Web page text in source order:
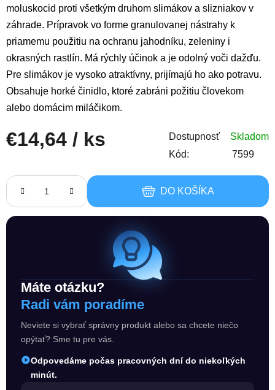
moluskocid proti všetkým druhom slimákov a slizniakov v
záhrade. Prípravok vo forme granulovanej nástrahy k
priamemu použitiu na ochranu jahodníku, zeleniny i
okrasných rastlín. Má rýchly účinok a je odolný voči dažďu.
Pre slimákov je vysoko atraktívny, prijímajú ho ako potravu.
Obsahuje horké činidlo, ktoré zabráni požitiu človekom
alebo domácim miláčikom.
€14,64 / ks Dostupnosť
Skladom
Kód:
7599
DO KOŠÍKA
Máte otázku?
Radi vám poradíme
Neviete si vybrať správny produkt alebo sa chcete niečo
opýtať? Sme tu pre vás.
Odpovedáme počas pracovných dní do niekoľkých
minút.